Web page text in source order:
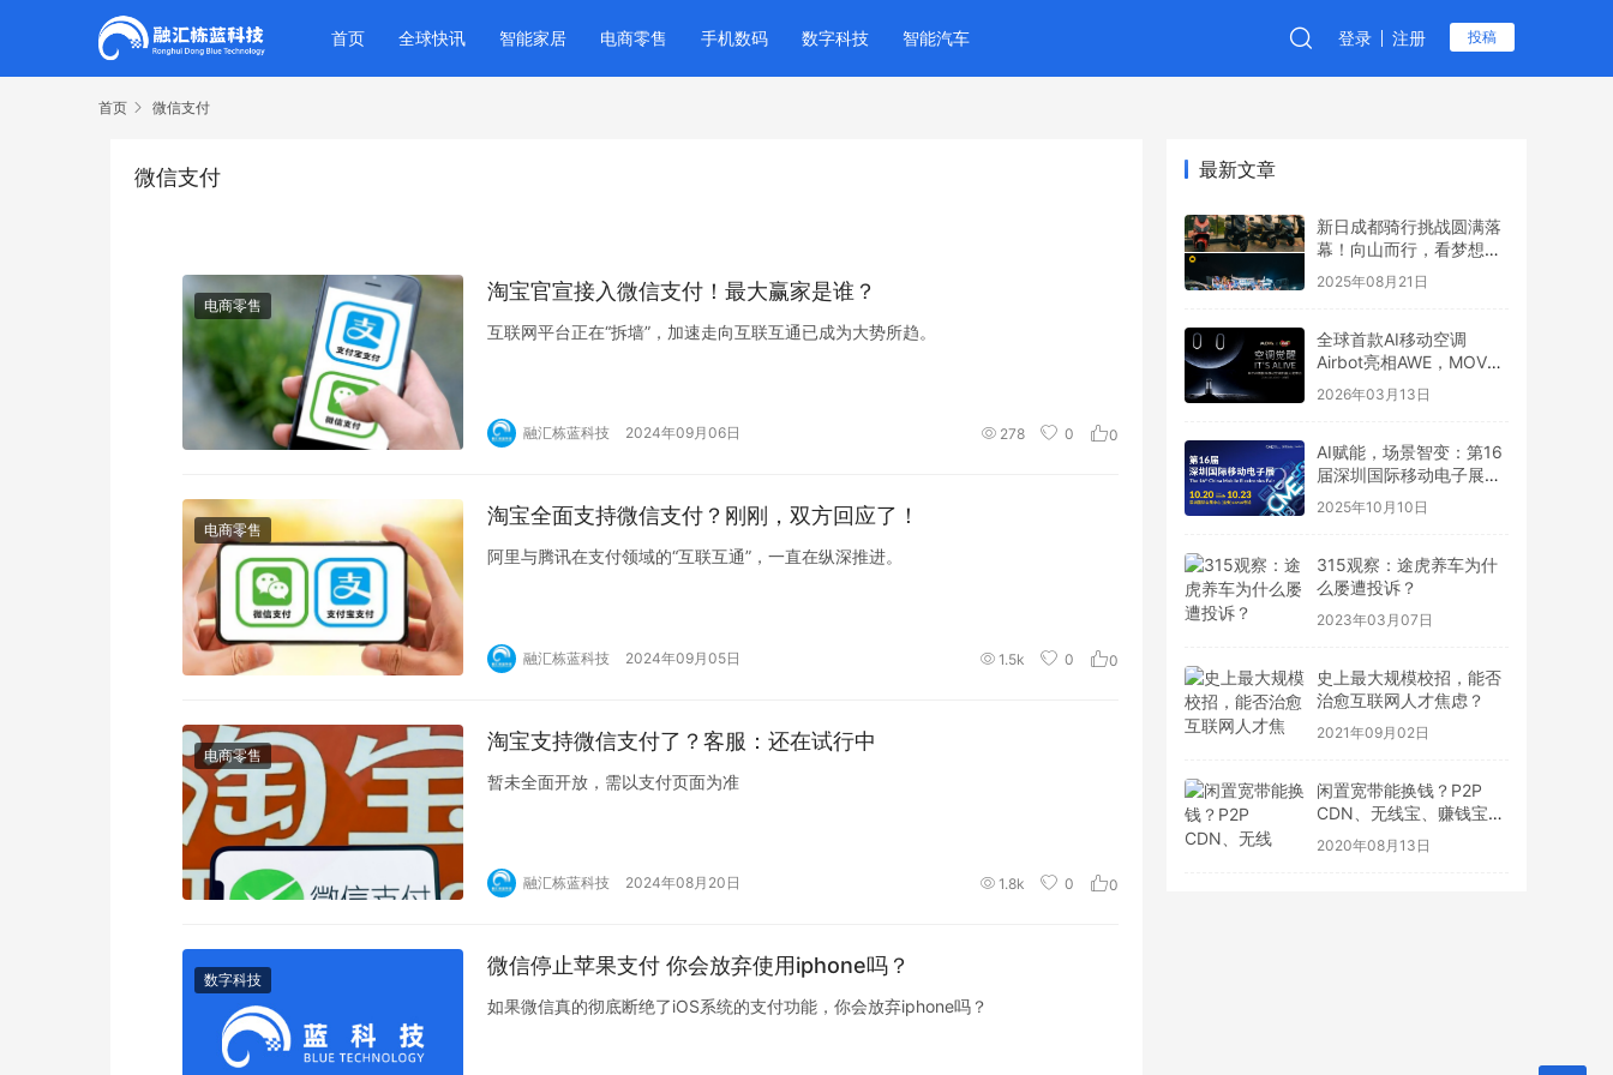
首页 全球快讯 智能家居 电商零售 手机数码 数字科技 智能汽车 登录 注册 投稿
首页 微信支付
微信支付
电商零售
淘宝官宣接入微信支付！最大赢家是谁？
互联网平台正在“拆墙”，加速走向互联互通已成为大势所趋。
融汇栋蓝科技 2024年09月06日 278 0 0
电商零售
淘宝全面支持微信支付？刚刚，双方回应了！
阿里与腾讯在支付领域的“互联互通”，一直在纵深推进。
融汇栋蓝科技 2024年09月05日 1.5k 0 0
电商零售
淘宝支持微信支付了？客服：还在试行中
暂未全面开放，需以支付页面为准
融汇栋蓝科技 2024年08月20日 1.8k 0 0
数字科技
微信停止苹果支付 你会放弃使用iphone吗？
如果微信真的彻底断绝了iOS系统的支付功能，你会放弃iphone吗？
最新文章
新日成都骑行挑战圆满落
幕！向山而行，看梦想6
全地形制霸之路
2025年08月21日
全球首款AI移动空调
Airbot亮相AWE，MOVA
引领行业新叙事
2026年03月13日
AI赋能，场景智变：第16
届深圳国际移动电子展引
领场景化消费新浪潮
2025年10月10日
315观察：途虎养车为什
么屡遭投诉？
2023年03月07日
史上最大规模校招，能否
治愈互联网人才焦虑？
2021年09月02日
闲置宽带能换钱？P2P
CDN、无线宝、赚钱宝到
底靠不靠谱
2020年08月13日